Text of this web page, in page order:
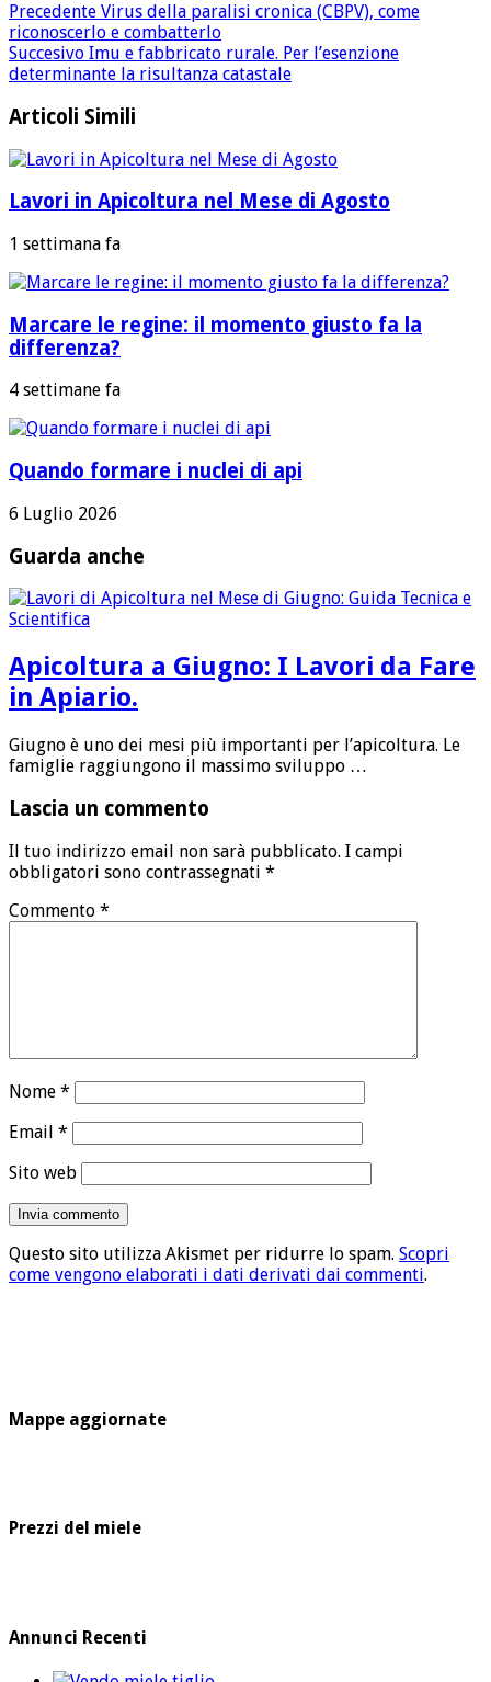
Precedente Virus della paralisi cronica (CBPV), come
riconoscerlo e combatterlo
Succesivo Imu e fabbricato rurale. Per l’esenzione
determinante la risultanza catastale
Articoli Simili
Lavori in Apicoltura nel Mese di Agosto
1 settimana fa
Marcare le regine: il momento giusto fa la
differenza?
4 settimane fa
Quando formare i nuclei di api
6 Luglio 2026
Guarda anche
Apicoltura a Giugno: I Lavori da Fare
in Apiario.
Giugno è uno dei mesi più importanti per l’apicoltura. Le
famiglie raggiungono il massimo sviluppo …
Lascia un commento
Il tuo indirizzo email non sarà pubblicato. I campi
obbligatori sono contrassegnati *
Commento *
Nome *
Email *
Sito web
Questo sito utilizza Akismet per ridurre lo spam. Scopri
come vengono elaborati i dati derivati dai commenti.
Mappe aggiornate
Prezzi del miele
Annunci Recenti